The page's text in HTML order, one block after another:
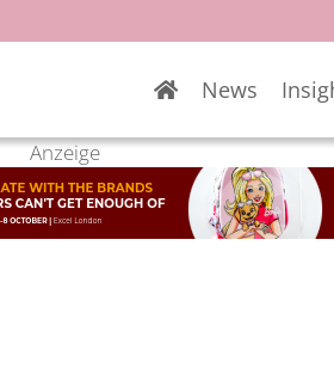
News
Anzeige